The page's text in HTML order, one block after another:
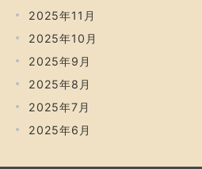
2025年11月
2025年10月
2025年9月
2025年8月
2025年7月
2025年6月